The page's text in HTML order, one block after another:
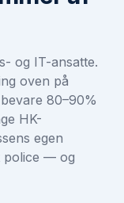
og IT-ansatte.
oven på
80–90%
HK-
egen
police — og